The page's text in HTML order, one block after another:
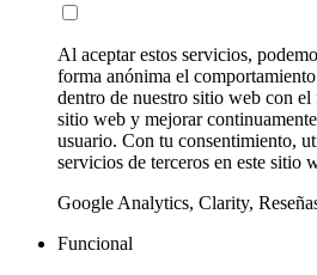
Al aceptar estos servicios,
forma anónima el
dentro de nuestro sitio web con
sitio web y mejorar
usuario. Con tu consentimiento,
servicios de terceros en este sitio
Google Analytics, Clarity,
Funcional